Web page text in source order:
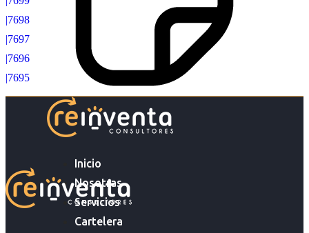
Inicio
Nosotras
Servicios
Cartelera
|7698
|7697
|7696
|7695